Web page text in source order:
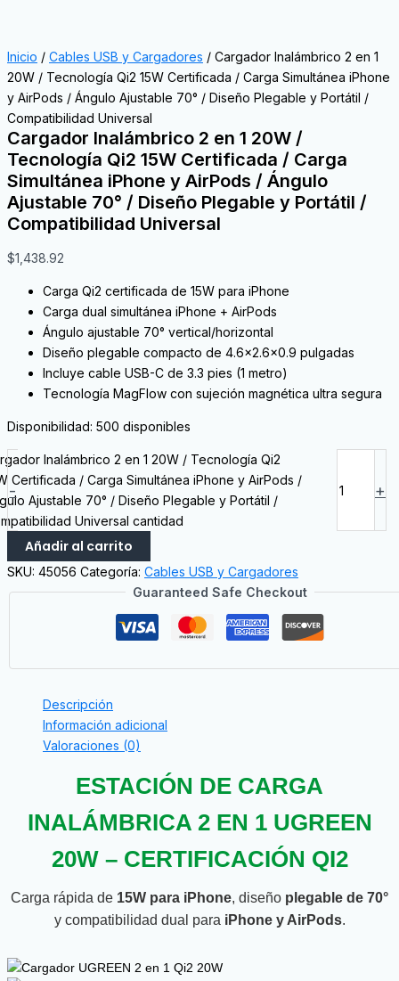
Inicio / Cables USB y Cargadores / Cargador Inalámbrico 2 en 1
20W / Tecnología Qi2 15W Certificada / Carga Simultánea iPhone
y AirPods / Ángulo Ajustable 70° / Diseño Plegable y Portátil /
Compatibilidad Universal
Cargador Inalámbrico 2 en 1 20W /
Tecnología Qi2 15W Certificada / Carga
Simultánea iPhone y AirPods / Ángulo
Ajustable 70° / Diseño Plegable y Portátil /
Compatibilidad Universal
$1,438.92
Carga Qi2 certificada de 15W para iPhone
Carga dual simultánea iPhone + AirPods
Ángulo ajustable 70° vertical/horizontal
Diseño plegable compacto de 4.6×2.6×0.9 pulgadas
Incluye cable USB-C de 3.3 pies (1 metro)
Tecnología MagFlow con sujeción magnética ultra segura
Disponibilidad: 500 disponibles
-
Inalámbrico 2 en 1 20W / Tecnología Qi2
Certificada / Carga Simultánea iPhone y AirPods /
Ajustable 70° / Diseño Plegable y Portátil /
Universal cantidad
+
Añadir al carrito
SKU: 45056 Categoría: Cables USB y Cargadores
Guaranteed Safe Checkout
Descripción
Información adicional
Valoraciones (0)
ESTACIÓN DE CARGA
INALÁMBRICA 2 EN 1 UGREEN
20W – CERTIFICACIÓN QI2
Carga rápida de 15W para iPhone, diseño plegable de 70°
y compatibilidad dual para iPhone y AirPods.